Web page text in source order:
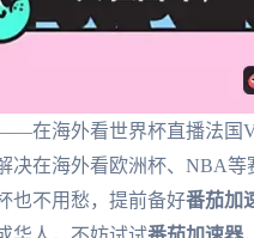
在海外看世界杯直播法国
决在海外看欧洲杯、NBA等
也不用愁，提前备好番茄加